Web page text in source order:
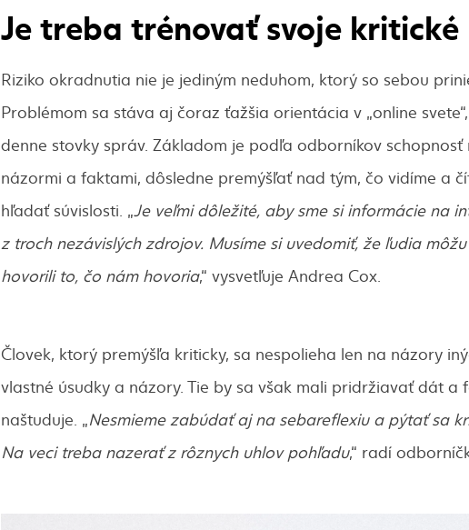
Je treba trénovať svoje kritické
Riziko okradnutia nie je jediným neduhom, ktorý so sebou
Problémom sa stáva aj čoraz ťažšia orientácia v „online
denne stovky správ. Základom je podľa odborníkov
názormi a faktami, dôsledne premýšľať nad tým, čo vidíme a
hľadať súvislosti. „Je veľmi dôležité, aby sme si informácie na
z troch nezávislých zdrojov. Musíme si uvedomiť, že ľudia
hovorili to, čo nám hovoria,“ vysvetľuje Andrea Cox.
Človek, ktorý premýšľa kriticky, sa nespolieha len na názory
vlastné úsudky a názory. Tie by sa však mali pridržiavať dát a
naštuduje. „Nesmieme zabúdať aj na sebareflexiu a pýtať sa
Na veci treba nazerať z rôznych uhlov pohľadu,“ radí